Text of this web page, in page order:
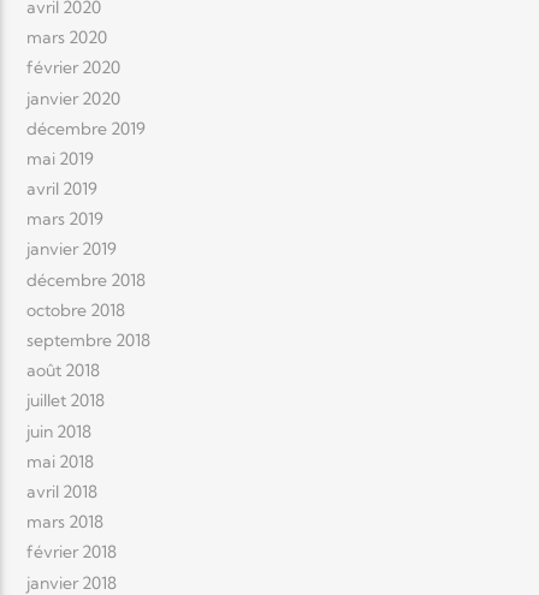
avril 2020
mars 2020
février 2020
janvier 2020
décembre 2019
mai 2019
avril 2019
mars 2019
janvier 2019
décembre 2018
octobre 2018
septembre 2018
août 2018
juillet 2018
juin 2018
mai 2018
avril 2018
mars 2018
février 2018
janvier 2018